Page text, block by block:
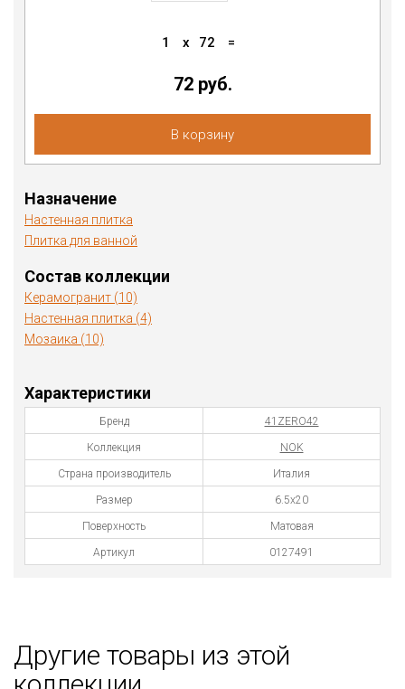
1 x 72 =
72 руб.
В корзину
Назначение
Настенная плитка
Плитка для ванной
Состав коллекции
Керамогранит (10)
Настенная плитка (4)
Мозаика (10)
Характеристики
Бренд 41ZERO42
Коллекция NOK
Страна производитель Италия
Размер 6.5x20
Поверхность Матовая
Артикул 0127491
Другие товары из этой